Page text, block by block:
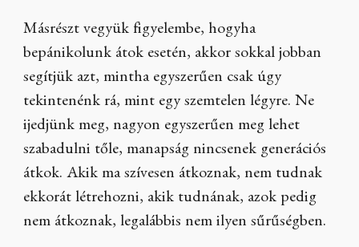
Másrészt vegyük figyelembe, hogyha
bepánikolunk átok esetén, akkor sokkal jobban
segítjük azt, mintha egyszerűen csak úgy
tekintenénk rá, mint egy szemtelen légyre. Ne
ijedjünk meg, nagyon egyszerűen meg lehet
szabadulni tőle, manapság nincsenek generációs
átkok. Akik ma szívesen átkoznak, nem tudnak
ekkorát létrehozni, akik tudnának, azok pedig
nem átkoznak, legalábbis nem ilyen sűrűségben.